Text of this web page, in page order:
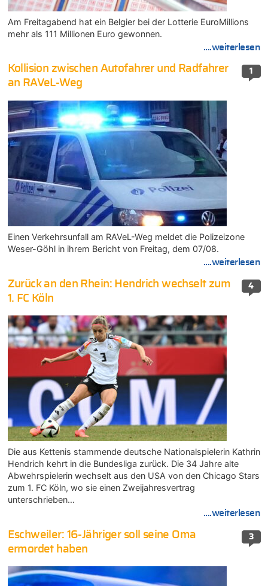
Am Freitagabend hat ein Belgier bei der Lotterie EuroMillions
mehr als 111 Millionen Euro gewonnen.
....weiterlesen
1
Kollision zwischen Autofahrer und Radfahrer
an RAVeL-Weg
Einen Verkehrsunfall am RAVeL-Weg meldet die Polizeizone
Weser-Göhl in ihrem Bericht von Freitag, dem 07/08.
....weiterlesen
4
Zurück an den Rhein: Hendrich wechselt zum
1. FC Köln
Die aus Kettenis stammende deutsche Nationalspielerin Kathrin
Hendrich kehrt in die Bundesliga zurück. Die 34 Jahre alte
Abwehrspielerin wechselt aus den USA von den Chicago Stars
zum 1. FC Köln, wo sie einen Zweijahresvertrag
unterschrieben…
....weiterlesen
3
Eschweiler: 16-Jähriger soll seine Oma
ermordet haben